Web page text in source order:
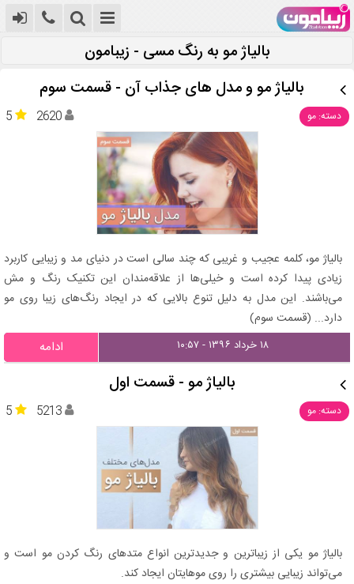
بالیاژ مو به رنگ مسی - زیبامون
بالیاژ مو و مدل های جذاب آن - قسمت سوم
دسته: مو 5 2620
بالیاژ مو، کلمه عجیب و غریبی که چند سالی است در دنیای مد و زیبایی کاربرد
زیادی پیدا کرده است و خیلی‌ها از علاقه‌مندان این تکنیک رنگ و مش
می‌باشند. این مدل به دلیل تنوع بالایی که در ایجاد رنگ‌های زیبا روی مو
دارد... (قسمت سوم)
۱۸ خرداد ۱۳۹۶ - ۱۰:۵۷ ادامه
بالیاژ مو - قسمت اول
دسته: مو 5 5213
بالیاژ مو یکی از زیباترین و جدیدترین انواع متدهای رنگ کردن مو است و
می‌تواند زیبایی بیشتری را روی موهایتان ایجاد کند.